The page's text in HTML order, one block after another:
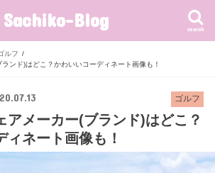
Sachiko-Blog search
ルフ
ンド)はどこ？かわいいコーディネート画像も！
ゴルフ
アメーカー(ブランド)はどこ？
ィネート画像も！